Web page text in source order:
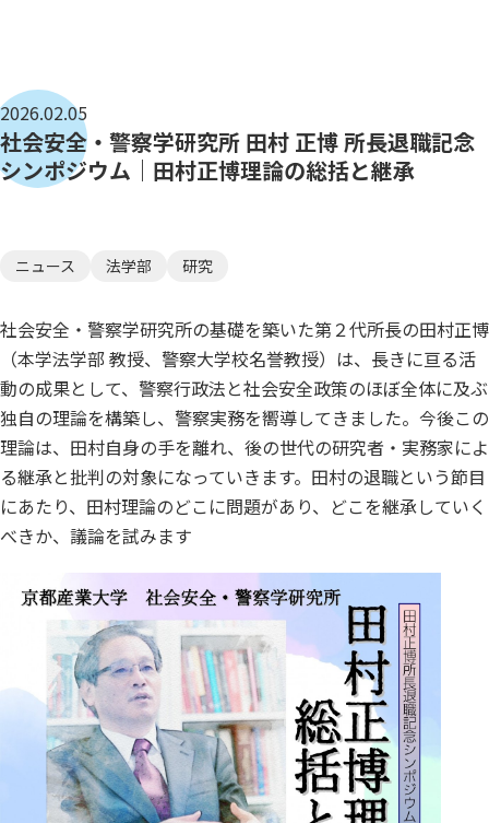
2026.02.05
社会安全・警察学研究所 田村 正博 所長退職記念
シンポジウム｜田村正博理論の総括と継承
ニュース 法学部 研究
社会安全・警察学研究所の基礎を築いた第２代所長の田村正博
（本学法学部 教授、警察大学校名誉教授）は、長きに亘る活
動の成果として、警察行政法と社会安全政策のほぼ全体に及ぶ
独自の理論を構築し、警察実務を嚮導してきました。今後この
理論は、田村自身の手を離れ、後の世代の研究者・実務家によ
る継承と批判の対象になっていきます。田村の退職という節目
にあたり、田村理論のどこに問題があり、どこを継承していく
べきか、議論を試みます